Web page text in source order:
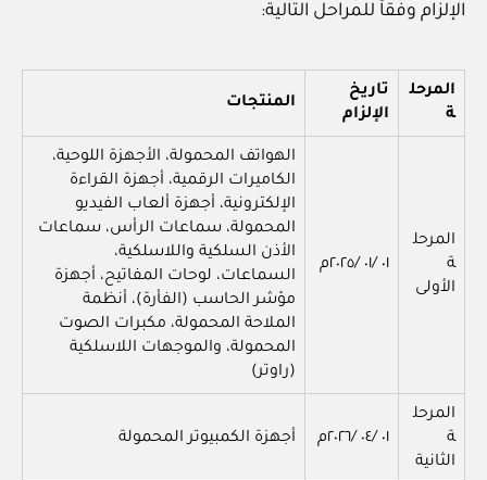
الإلزام وفقاً للمراحل التالية:
المرحل
ة
تاريخ
الإلزام
المنتجات
المرحل
ة
الأولى
٠١ /٠١ /٢٠٢٥م
الهواتف المحمولة، الأجهزة اللوحية،
الكاميرات الرقمية، أجهزة القراءة
الإلكترونية، أجهزة ألعاب الفيديو
المحمولة، سماعات الرأس، سماعات
الأذن السلكية واللاسلكية،
السماعات، لوحات المفاتيح، أجهزة
مؤشر الحاسب (الفأرة)، أنظمة
الملاحة المحمولة، مكبرات الصوت
المحمولة، والموجهات اللاسلكية
(راوتر)
المرحل
ة
الثانية
٠١ /٠٤ /٢٠٢٦م أجهزة الكمبيوتر المحمولة